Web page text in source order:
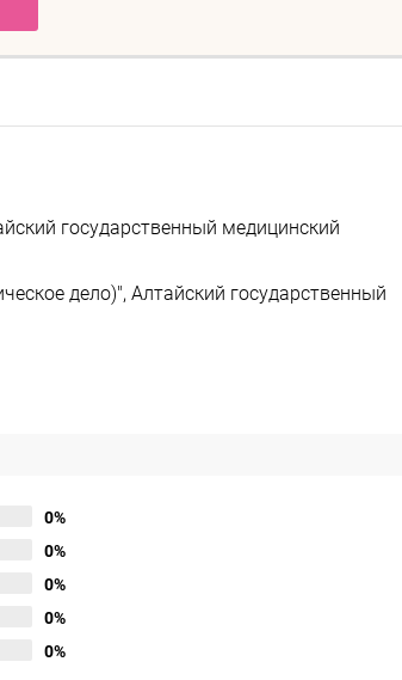
государственный медицинский
дело)", Алтайский государственный
0%
0%
0%
0%
0%